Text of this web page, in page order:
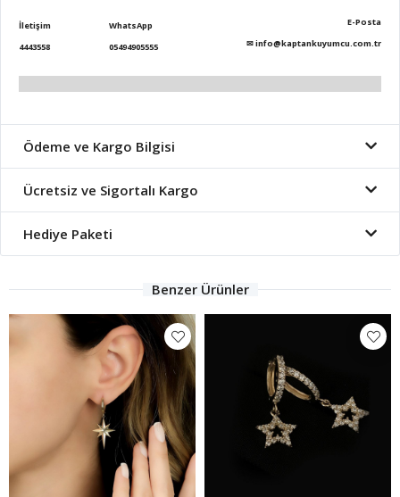
İletişim
4443558
WhatsApp
05494905555
E-Posta
✉info@kaptankuyumcu.com.tr
Ödeme ve Kargo Bilgisi
Ücretsiz ve Sigortalı Kargo
Hediye Paketi
Benzer Ürünler